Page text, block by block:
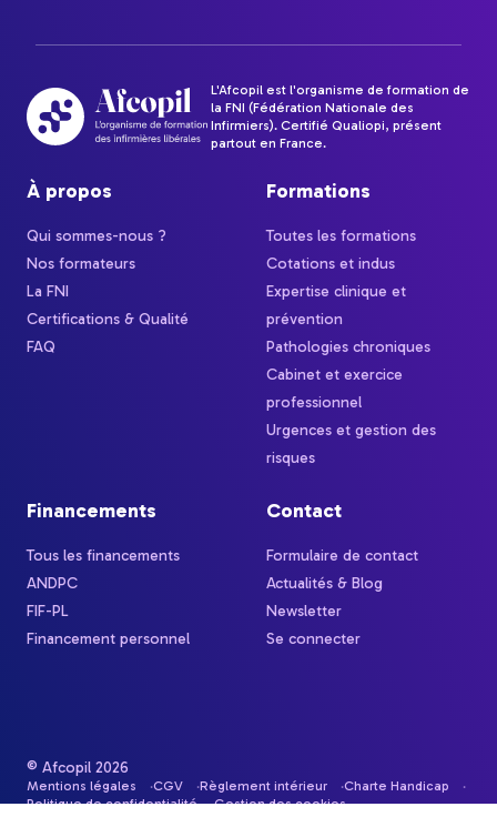
L'Afcopil est l'organisme de formation de
la FNI (Fédération Nationale des
Infirmiers). Certifié Qualiopi, présent
partout en France.
À propos
Qui sommes-nous ?
Nos formateurs
La FNI
Certifications & Qualité
FAQ
Formations
Toutes les formations
Cotations et indus
Expertise clinique et
prévention
Pathologies chroniques
Cabinet et exercice
professionnel
Urgences et gestion des
risques
Financements
Tous les financements
ANDPC
FIF-PL
Financement personnel
Contact
Formulaire de contact
Actualités & Blog
Newsletter
Se connecter
© Afcopil 2026
Mentions légales CGV Règlement intérieur
Charte Handicap
Politique de confidentialité
Gestion des cookies